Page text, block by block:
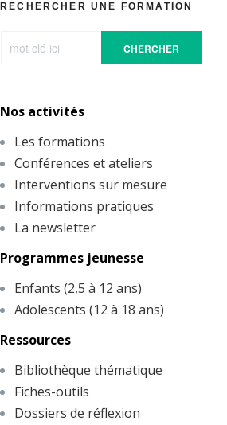
RECHERCHER UNE FORMATION
CHERCHER
Nos activités
Les formations
Conférences et ateliers
Interventions sur mesure
Informations pratiques
La newsletter
Programmes jeunesse
Enfants (2,5 à 12 ans)
Adolescents (12 à 18 ans)
Ressources
Bibliothèque thématique
Fiches-outils
Dossiers de réflexion